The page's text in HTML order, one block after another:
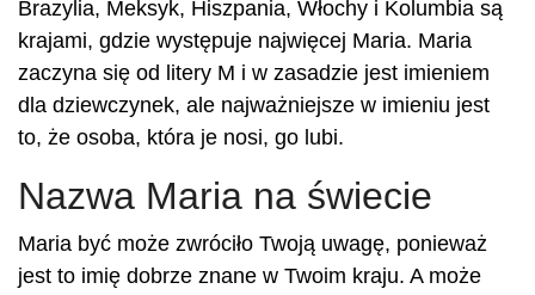
Brazylia, Meksyk, Hiszpania, Włochy i Kolumbia są
krajami, gdzie występuje najwięcej Maria. Maria
zaczyna się od litery M i w zasadzie jest imieniem
dla dziewczynek, ale najważniejsze w imieniu jest
to, że osoba, która je nosi, go lubi.
Nazwa Maria na świecie
Maria być może zwróciło Twoją uwagę, ponieważ
jest to imię dobrze znane w Twoim kraju. A może